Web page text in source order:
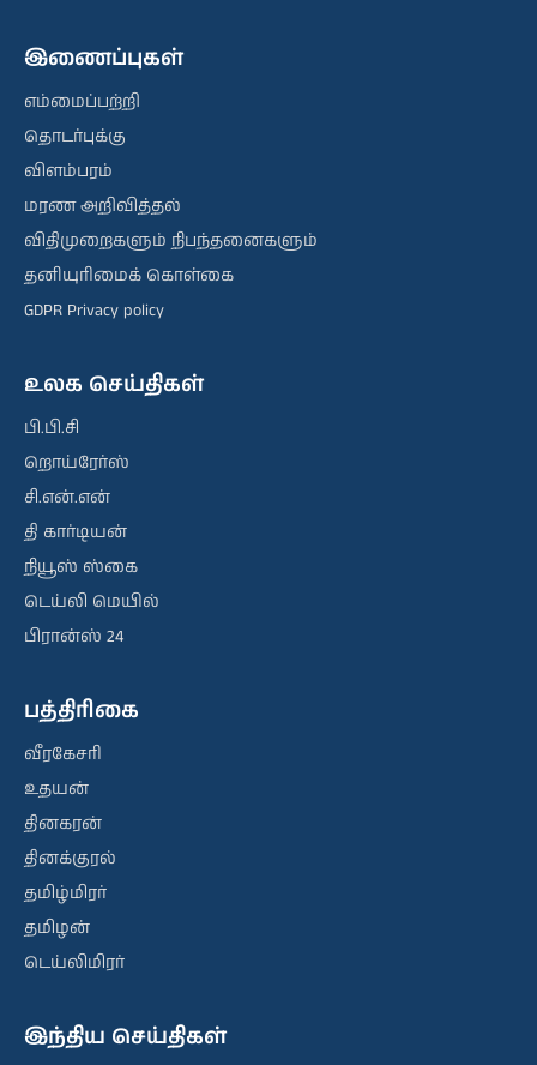
இணைப்புகள்
எம்மைப்பற்றி
தொடர்புக்கு
விளம்பரம்
மரண அறிவித்தல்
விதிமுறைகளும் நிபந்தனைகளும்
தனியுரிமைக் கொள்கை
GDPR Privacy policy
உலக செய்திகள்
பி.பி.சி
றொய்ரேர்ஸ்
சி.என்.என்
தி கார்டியன்
நியூஸ் ஸ்கை
டெய்லி மெயில்
பிரான்ஸ் 24
பத்திரிகை
வீரகேசரி
உதயன்
தினகரன்
தினக்குரல்
தமிழ்மிரர்
தமிழன்
டெய்லிமிரர்
இந்திய செய்திகள்